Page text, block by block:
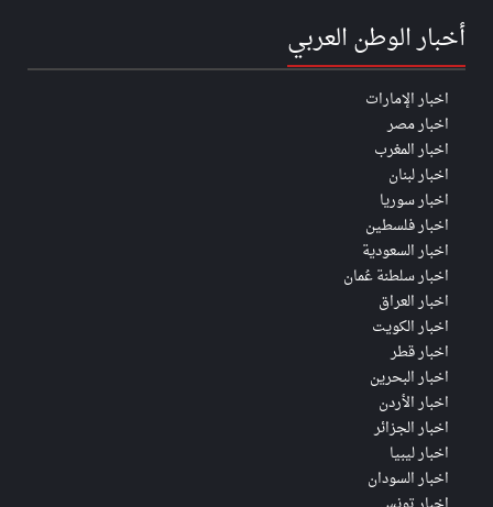
أخبار الوطن العربي
اخبار الإمارات
اخبار مصر
اخبار المغرب
اخبار لبنان
اخبار سوريا
اخبار فلسطين
اخبار السعودية
اخبار سلطنة عُمان
اخبار العراق
اخبار الكويت
اخبار قطر
اخبار البحرين
اخبار الأردن
اخبار الجزائر
اخبار ليبيا
اخبار السودان